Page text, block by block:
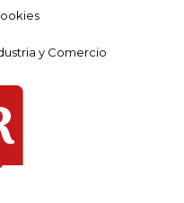
y Comercio